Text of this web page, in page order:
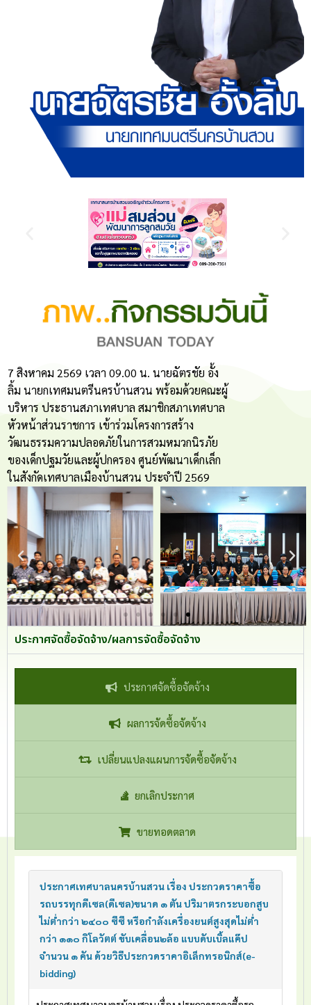
7 สิงหาคม 2569 เวลา 09.00 น. นายฉัตรชัย อั้ง
ลิ้ม นายกเทศมนตรีนครบ้านสวน พร้อมด้วยคณะผู้
บริหาร ประธานสภาเทศบาล สมาชิกสภาเทศบาล
หัวหน้าส่วนราชการ เข้าร่วมโครงการสร้าง
วัฒนธรรมความปลอดภัยในการสวมหมวกนิรภัย
ของเด็กปฐมวัยและผู้ปกครอง ศูนย์พัฒนาเด็กเล็ก
ในสังกัดเทศบาลเมืองบ้านสวน ประจำปี 2569
ประกาศจัดซื้อจัดจ้าง/ผลการจัดซื้อจัดจ้าง
ประกาศจัดซื้อจัดจ้าง
ผลการจัดซื้อจัดจ้าง
เปลี่ยนแปลงแผนการจัดซื้อจัดจ้าง
ยกเลิกประกาศ
ขายทอดตลาด
ประกาศเทศบาลนครบ้านสวน เรื่อง ประกวดราคาซื้อ
รถบรรทุกดีเซล(ดีเซล)ขนาด ๑ ตัน ปริมาตรกระบอกสูบ
ไม่ต่ำกว่า ๒๔๐๐ ซีซี หรือกำลังเครื่องยนต์สูงสุดไม่ต่ำ
กว่า ๑๑๐ กิโลวัตต์ ขับเคลื่อน๒ล้อ แบบดับเบิ้ลแค๊ป
จำนวน ๑ คัน ด้วยวิธีประกวดราคาอิเล็กทรอนิกส์(e-
bidding)